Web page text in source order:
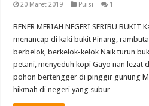
20 Maret 2019 Puisi 1
BENER MERIAH NEGERI SERIBU
menancap di kaki bukit Pinang,
berbelok, berkelok-kelok Naik turun
petani, menyeduh kopi Gayo nan lezat
pohon bertengger di pinggir gunung
hikmah di negeri yang subur …